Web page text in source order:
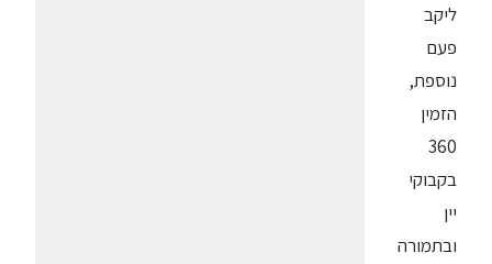
ליקב
פעם
נוספת,
הזמין
360
בקבוקי
יין
ובתמורה